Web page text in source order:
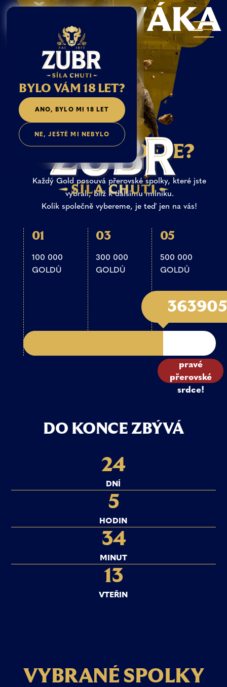
BYLO VÁM 18 LET?
ANO, BYLO MI 18 LET
NE, JEŠTĚ MI NEBYLO
P ER VÁKA
Přerováci,
teď je vás!
JAKSIV D ETE?
Každý Gold posouvá přerovské spolky, které jste
vybrali, blíž k dalšímu milníku.
Kolik společně vybereme, je teď jen na vás!
01
100 000
GOLDŮ
03
300 000
GOLDŮ
05
500 000
GOLDŮ
363905
pravé
přerovské
srdce!
DO KONCE ZBÝVÁ
24
DNÍ
5
HODIN
34
MINUT
13
VTEŘIN
VYBRANÉ SPOLKY